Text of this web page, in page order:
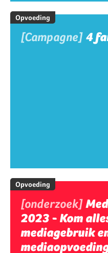
Opvoeding
[Campagne] 4
Opvoeding
[onderzoek]
2023 - Kom
mediagebruik